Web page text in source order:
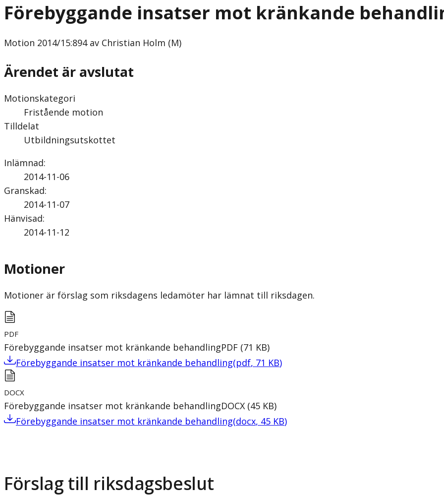
Förebyggande insatser mot kränkande
Motion 2014/15:894 av Christian Holm (M)
Ärendet är avslutat
Motionskategori
Fristående motion
Tilldelat
Utbildningsutskottet
Inlämnad:
2014-11-06
Granskad:
2014-11-07
Hänvisad:
2014-11-12
Motioner
Motioner är förslag som riksdagens ledamöter har lämnat till riksdagen.
PDF
Förebyggande insatser mot kränkande behandlingPDF (71 KB)
Förebyggande insatser mot kränkande behandling(pdf, 71 KB)
DOCX
Förebyggande insatser mot kränkande behandlingDOCX (45 KB)
Förebyggande insatser mot kränkande behandling(docx, 45 KB)
Förslag till riksdagsbeslut